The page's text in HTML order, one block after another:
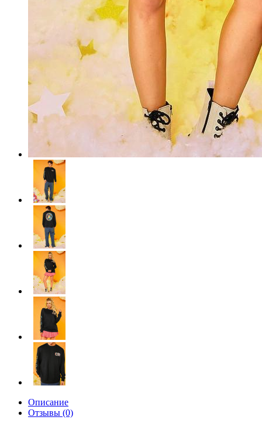
Описание
Отзывы (0)